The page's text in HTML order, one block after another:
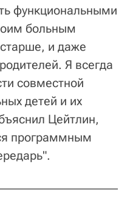
функциональными
больным
и даже
Я всегда
совместной
детей и их
Цейтлин,
программным